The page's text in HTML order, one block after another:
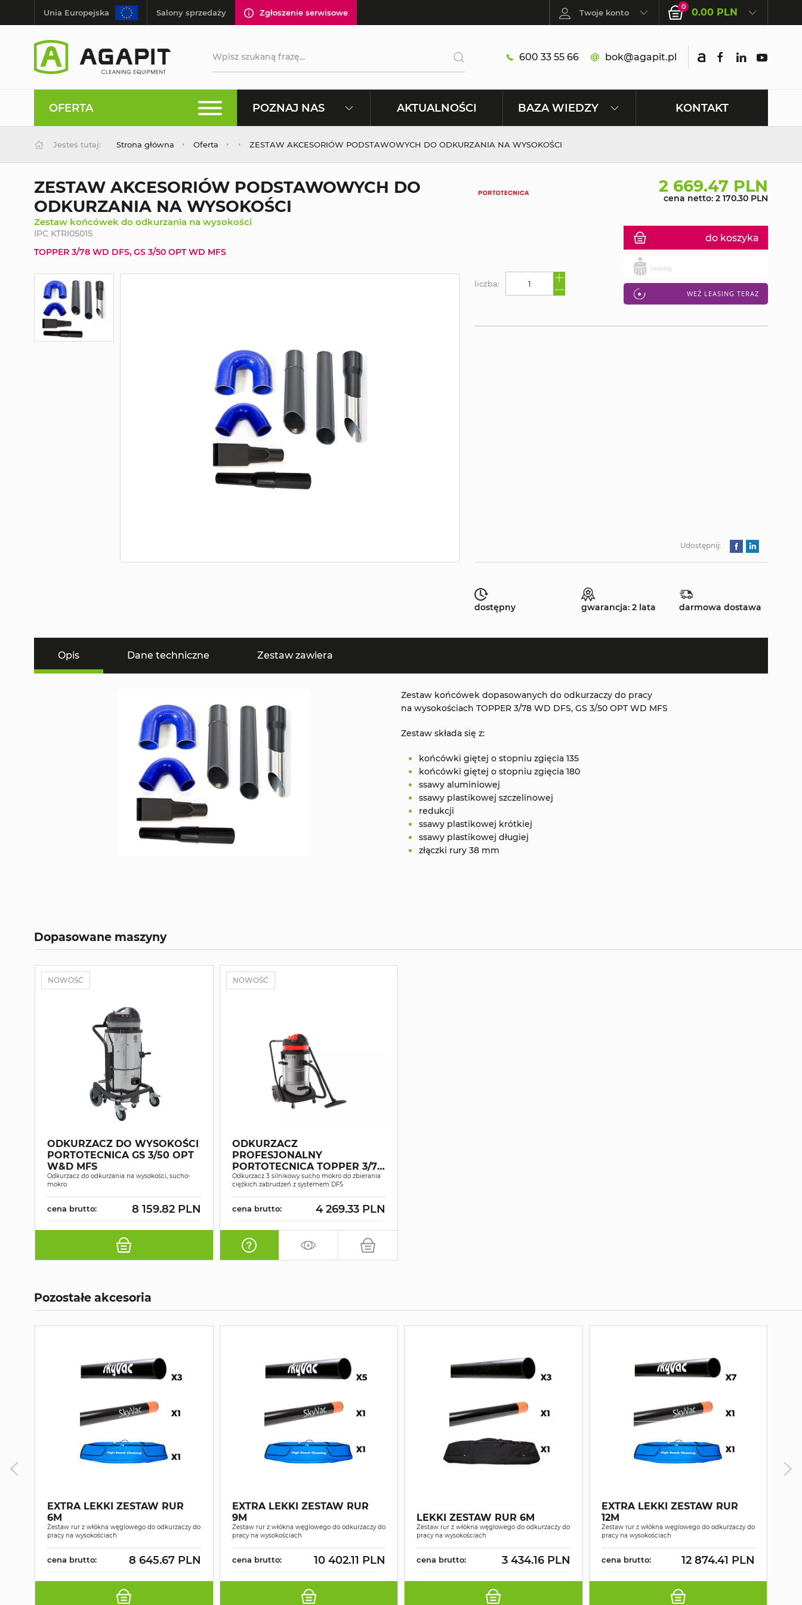
Unia Europejska Salony sprzedaży Zgłoszenie serwisowe Twoje konto
0 0.00 PLN
600 33 55 66 bok@agapit.pl
OFERTA POZNAJ NAS AKTUALNOŚCI BAZA WIEDZY KONTAKT
Jesteś tutaj: Strona główna Oferta ZESTAW AKCESORIÓW PODSTAWOWYCH DO ODKURZANIA NA WYSOKOŚCI
ZESTAW AKCESORIÓW PODSTAWOWYCH DO
ODKURZANIA NA WYSOKOŚCI
Zestaw końcówek do odkurzania na wysokości
IPC KTRI05015
TOPPER 3/78 WD DFS, GS 3/50 OPT WD MFS
2 669.47 PLN
cena netto: 2 170.30 PLN
do koszyka
WEŹ LEASING TERAZ
liczba:
Udostępnij:
dostępny gwarancja: 2 lata darmowa dostawa
Opis Dane techniczne Zestaw zawiera
Zestaw końcówek dopasowanych do odkurzaczy do pracy
na wysokościach TOPPER 3/78 WD DFS, GS 3/50 OPT WD MFS
Zestaw składa się z:
końcówki giętej o stopniu zgięcia 135
końcówki giętej o stopniu zgięcia 180
ssawy aluminiowej
ssawy plastikowej szczelinowej
redukcji
ssawy plastikowej krótkiej
ssawy plastikowej długiej
złączki rury 38 mm
Dopasowane maszyny
NOWOŚĆ
ODKURZACZ DO WYSOKOŚCI
PORTOTECNICA GS 3/50 OPT
W&D MFS
Odkurzacz do odkurzania na wysokości, sucho-
mokro
cena brutto: 8 159.82 PLN
NOWOŚĆ
ODKURZACZ
PROFESJONALNY
PORTOTECNICA TOPPER 3/78
W&D SUCHO-MOKRO
Odkurzacz 3 silnikowy sucho mokro do zbierania
ciężkich zabrudzeń z systemem DFS
cena brutto: 4 269.33 PLN
Pozostałe akcesoria
EXTRA LEKKI ZESTAW RUR
6M
Zestaw rur z włókna węglowego do odkurzaczy do
pracy na wysokościach
cena brutto: 8 645.67 PLN
EXTRA LEKKI ZESTAW RUR
9M
Zestaw rur z włókna węglowego do odkurzaczy do
pracy na wysokościach
cena brutto: 10 402.11 PLN
LEKKI ZESTAW RUR 6M
Zestaw rur z włókna węglowego do odkurzaczy do
pracy na wysokościach
cena brutto: 3 434.16 PLN
EXTRA LEKKI ZESTAW RUR
12M
Zestaw rur z włókna węglowego do odkurzaczy do
pracy na wysokościach
cena brutto: 12 874.41 PLN